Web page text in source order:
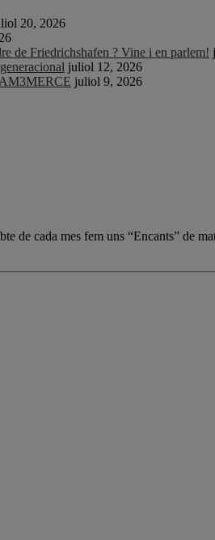
20, 2026
de Friedrichshafen ? Vine i en parlem!
juliol 12, 2026
AM3MERCE juliol 9, 2026
de cada mes fem uns “Encants” de